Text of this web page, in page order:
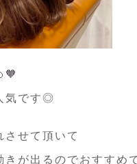
気です◎
させて頂いて
きが出るのでおすすめ